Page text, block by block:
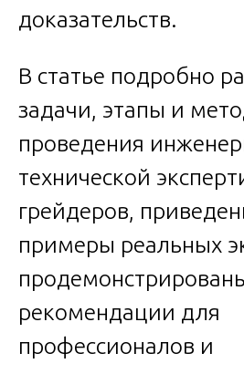
доказательств.
В статье подробно
задачи, этапы и
проведения
технической
грейдеров,
примеры реальных
рекомендации для
профессионалов и